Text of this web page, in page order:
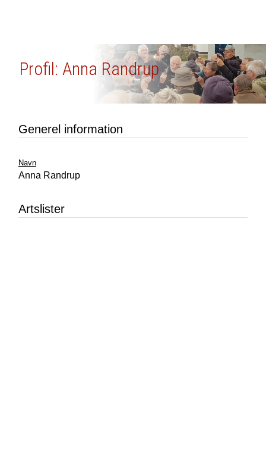
Profil: Anna Randrup
Generel information
Navn
Anna Randrup
Artslister